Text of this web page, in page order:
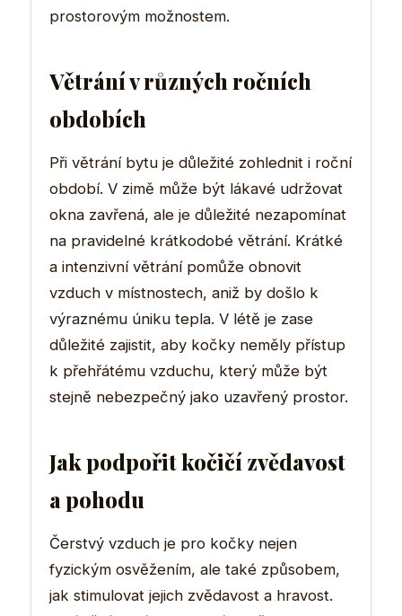
prostorovým možnostem.
Větrání v různých ročních
obdobích
Při větrání bytu je důležité zohlednit i roční
období. V zimě může být lákavé udržovat
okna zavřená, ale je důležité nezapomínat
na pravidelné krátkodobé větrání. Krátké
a intenzivní větrání pomůže obnovit
vzduch v místnostech, aniž by došlo k
výraznému úniku tepla. V létě je zase
důležité zajistit, aby kočky neměly přístup
k přehřátému vzduchu, který může být
stejně nebezpečný jako uzavřený prostor.
Jak podpořit kočičí zvědavost
a pohodu
Čerstvý vzduch je pro kočky nejen
fyzickým osvěžením, ale také způsobem,
jak stimulovat jejich zvědavost a hravost.